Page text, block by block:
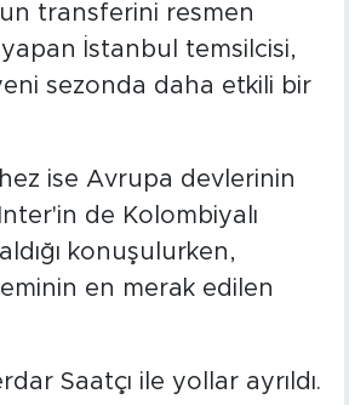
transferini resmen
İstanbul temsilcisi,
sezonda daha etkili bir
ise Avrupa devlerinin
de Kolombiyalı
konuşulurken,
en merak edilen
Saatçı ile yollar ayrıldı.